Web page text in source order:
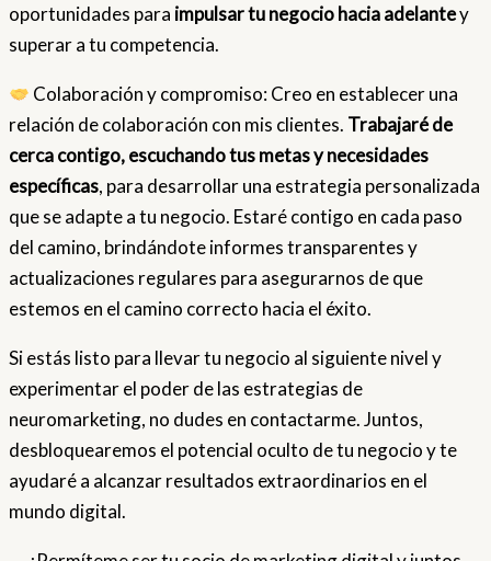
oportunidades para impulsar tu negocio hacia adelantey
superar a tu competencia.
Colaboración y compromiso: Creo en establecer una
relación de colaboración con mis clientes. Trabajaré de
cerca contigo, escuchando tus metas y necesidades
específicas, para desarrollar una estrategia personalizada
que se adapte a tu negocio. Estaré contigo en cada paso
del camino, brindándote informes transparentes y
actualizaciones regulares para asegurarnos de que
estemos en el camino correcto hacia el éxito.
Si estás listo para llevar tu negocio al siguiente nivel y
experimentar el poder de las estrategias de
neuromarketing, no dudes en contactarme. Juntos,
desbloquearemos el potencial oculto de tu negocio y te
ayudaré a alcanzar resultados extraordinarios en el
mundo digital.